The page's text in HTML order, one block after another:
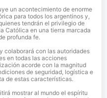
un acontecimiento de enorme
para todos los argentinos y,
tendrán el privilegio de
Católica en una tierra marcada
profunda fe.
colaborará con las autoridades
en todas las acciones
acorde con la magnitud
de seguridad, logística e
de estas características.
mostrar al mundo el espíritu